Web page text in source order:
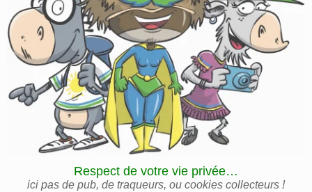
Respect de votre vie privée…
ici pas de pub, de traqueurs, ou cookies collecteurs !